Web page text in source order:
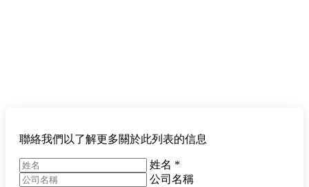
聯絡我們以了解更多關於此列表的信息
姓名 *
公司名稱